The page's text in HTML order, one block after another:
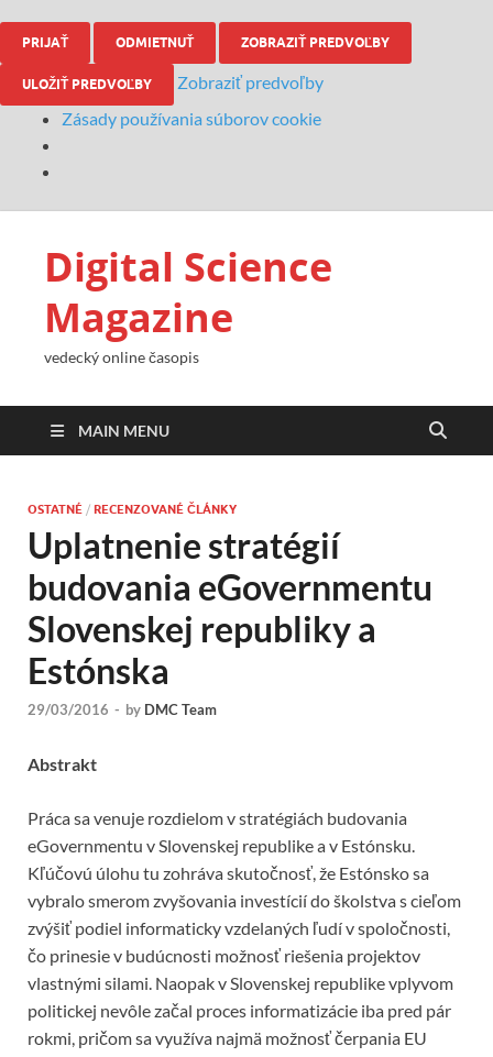
PRIJAŤ ODMIETNUŤ ZOBRAZIŤ PREDVOĽBY
ULOŽIŤ PREDVOĽBY
Zobraziť predvoľby
Zásady používania súborov cookie
Digital Science
Magazine
vedecký online časopis
MAIN MENU
OSTATNÉ / RECENZOVANÉ ČLÁNKY
Uplatnenie stratégií
budovania eGovernmentu
Slovenskej republiky a
Estónska
29/03/2016 - by DMC Team
Abstrakt
Práca sa venuje rozdielom v stratégiách budovania
eGovernmentu v Slovenskej republike a v Estónsku.
Kľúčovú úlohu tu zohráva skutočnosť, že Estónsko sa
vybralo smerom zvyšovania investícií do školstva s cieľom
zvýšiť podiel informaticky vzdelaných ľudí v spoločnosti,
čo prinesie v budúcnosti možnosť riešenia projektov
vlastnými silami. Naopak v Slovenskej republike vplyvom
politickej nevôle začal proces informatizácie iba pred pár
rokmi, pričom sa využíva najmä možnosť čerpania EU